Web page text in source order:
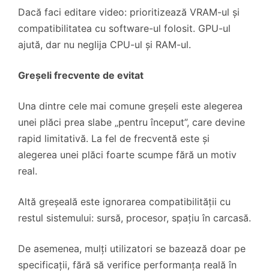
Dacă faci editare video: prioritizează VRAM-ul și
compatibilitatea cu software-ul folosit. GPU-ul
ajută, dar nu neglija CPU-ul și RAM-ul.
Greșeli frecvente de evitat
Una dintre cele mai comune greșeli este alegerea
unei plăci prea slabe „pentru început”, care devine
rapid limitativă. La fel de frecventă este și
alegerea unei plăci foarte scumpe fără un motiv
real.
Altă greșeală este ignorarea compatibilității cu
restul sistemului: sursă, procesor, spațiu în carcasă.
De asemenea, mulți utilizatori se bazează doar pe
specificații, fără să verifice performanța reală în